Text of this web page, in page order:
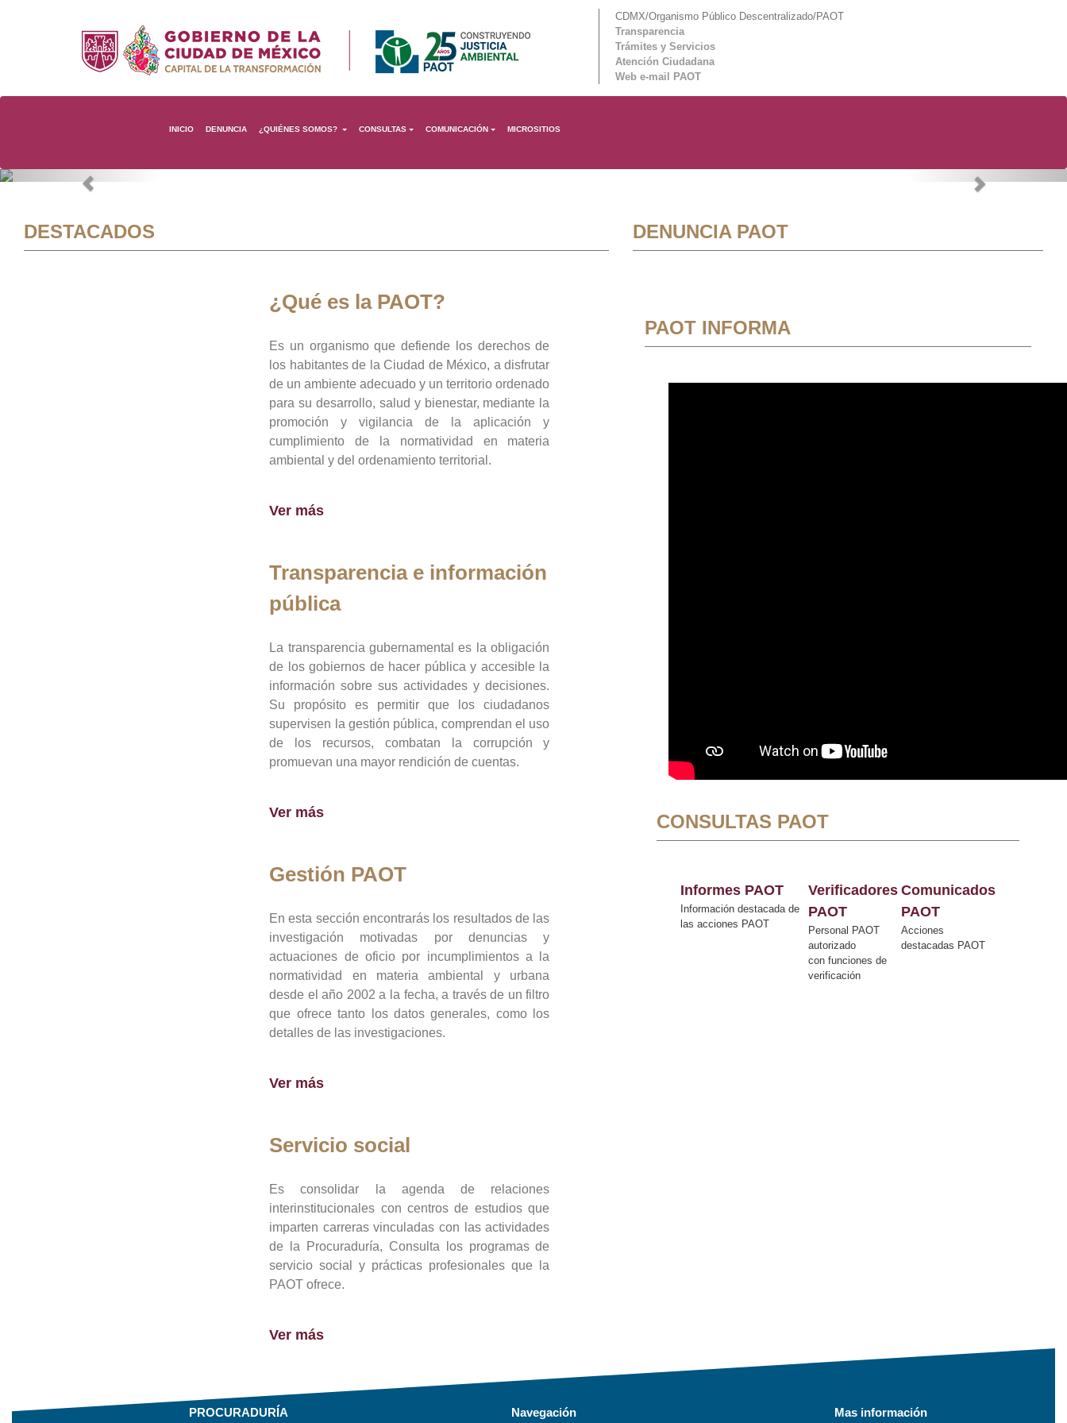
CDMX/Organismo Público Descentralizado/PAOT
Transparencia
Trámites y Servicios
Atención Ciudadana
Web e-mail PAOT
INICIO DENUNCIA ¿QUIÉNES SOMOS? CONSULTAS COMUNICACIÓN MICROSITIOS
Previous Next
DESTACADOS
¿Qué es la PAOT?
Es un organismo que defiende los derechos de
los habitantes de la Ciudad de México, a disfrutar
de un ambiente adecuado y un territorio ordenado
para su desarrollo, salud y bienestar, mediante la
promoción y vigilancia de la aplicación y
cumplimiento de la normatividad en materia
ambiental y del ordenamiento territorial.
Ver más
Transparencia e información
pública
La transparencia gubernamental es la obligación
de los gobiernos de hacer pública y accesible la
información sobre sus actividades y decisiones.
Su propósito es permitir que los ciudadanos
supervisen la gestión pública, comprendan el uso
de los recursos, combatan la corrupción y
promuevan una mayor rendición de cuentas.
Ver más
Gestión PAOT
En esta sección encontrarás los resultados de las
investigación motivadas por denuncias y
actuaciones de oficio por incumplimientos a la
normatividad en materia ambiental y urbana
desde el año 2002 a la fecha, a través de un filtro
que ofrece tanto los datos generales, como los
detalles de las investigaciones.
Ver más
Servicio social
Es consolidar la agenda de relaciones
interinstitucionales con centros de estudios que
imparten carreras vinculadas con las actividades
de la Procuraduría, Consulta los programas de
servicio social y prácticas profesionales que la
PAOT ofrece.
Ver más
DENUNCIA PAOT
PAOT INFORMA
CONSULTAS PAOT
Informes PAOT
Información destacada de
las acciones PAOT
Verificadores
PAOT
Personal PAOT
autorizado
con funciones de
verificación
Comunicados
PAOT
Acciones
destacadas PAOT
PROCURADURÍA Navegación Mas información